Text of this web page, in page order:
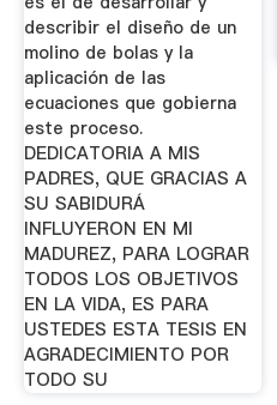
describir el diseño de un
molino de bolas y la
aplicación de las
ecuaciones que gobierna
este proceso.
DEDICATORIA A MIS
PADRES, QUE GRACIAS A
SU SABIDURÁ
INFLUYERON EN MI
MADUREZ, PARA LOGRAR
TODOS LOS OBJETIVOS
EN LA VIDA, ES PARA
USTEDES ESTA TESIS EN
AGRADECIMIENTO POR
TODO SU